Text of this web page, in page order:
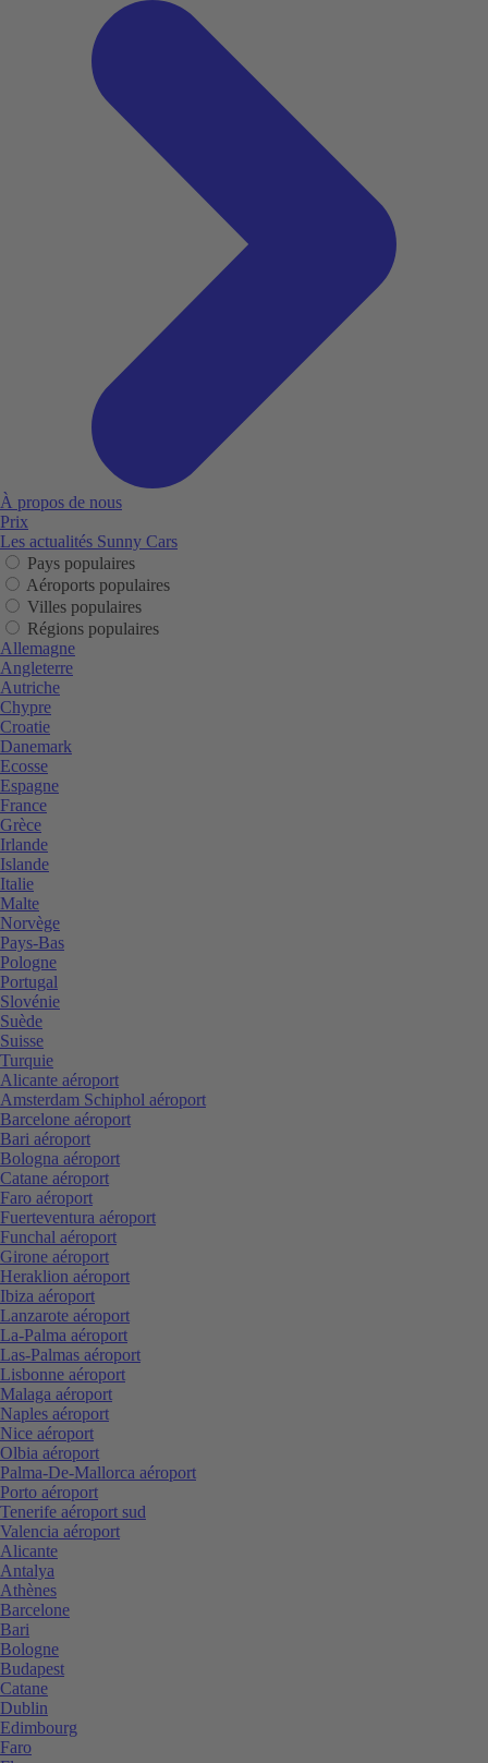
À propos de nous
Prix
Les actualités Sunny Cars
Pays populaires
Aéroports populaires
Villes populaires
Régions populaires
Allemagne
Angleterre
Autriche
Chypre
Croatie
Danemark
Ecosse
Espagne
France
Grèce
Irlande
Islande
Italie
Malte
Norvège
Pays-Bas
Pologne
Portugal
Slovénie
Suède
Suisse
Turquie
Alicante aéroport
Amsterdam Schiphol aéroport
Barcelone aéroport
Bari aéroport
Bologna aéroport
Catane aéroport
Faro aéroport
Fuerteventura aéroport
Funchal aéroport
Girone aéroport
Heraklion aéroport
Ibiza aéroport
Lanzarote aéroport
La-Palma aéroport
Las-Palmas aéroport
Lisbonne aéroport
Malaga aéroport
Naples aéroport
Nice aéroport
Olbia aéroport
Palma-De-Mallorca aéroport
Porto aéroport
Tenerife aéroport sud
Valencia aéroport
Alicante
Antalya
Athènes
Barcelone
Bari
Bologne
Budapest
Catane
Dublin
Edimbourg
Faro